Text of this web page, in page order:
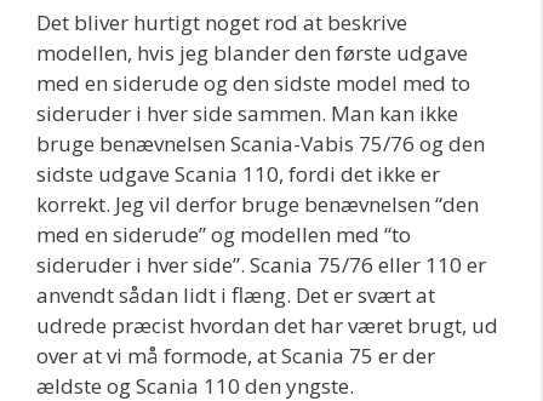
Det bliver hurtigt noget rod at beskrive
modellen, hvis jeg blander den første udgave
med en siderude og den sidste model med to
sideruder i hver side sammen. Man kan ikke
bruge benævnelsen Scania-Vabis 75/76 og den
sidste udgave Scania 110, fordi det ikke er
korrekt. Jeg vil derfor bruge benævnelsen “den
med en siderude” og modellen med “to
sideruder i hver side”. Scania 75/76 eller 110 er
anvendt sådan lidt i flæng. Det er svært at
udrede præcist hvordan det har været brugt, ud
over at vi må formode, at Scania 75 er der
ældste og Scania 110 den yngste.